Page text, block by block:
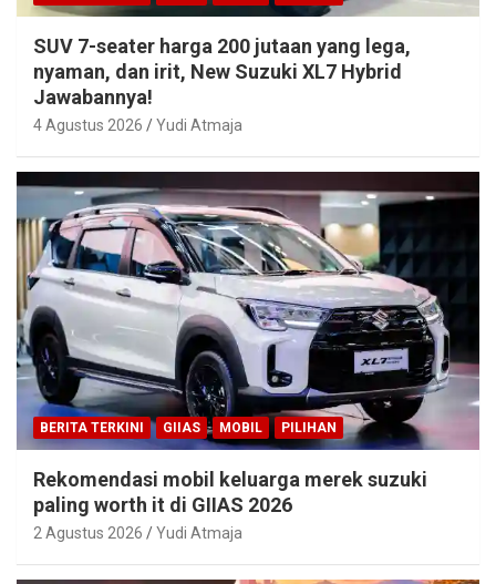
SUV 7-seater harga 200 jutaan yang lega,
nyaman, dan irit, New Suzuki XL7 Hybrid
Jawabannya!
4 Agustus 2026 Yudi Atmaja
BERITA TERKINI GIIAS MOBIL PILIHAN
Rekomendasi mobil keluarga merek suzuki
paling worth it di GIIAS 2026
2 Agustus 2026 Yudi Atmaja